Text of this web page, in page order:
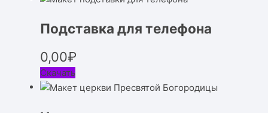
Подставка для телефона
0,00₽
Скачать